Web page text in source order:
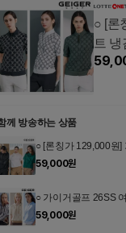
○ [론
트 냉
께 방송하는 상품
○ [론칭가 129,000원]
59,000원
○ 가이거골프 26SS
59,000원